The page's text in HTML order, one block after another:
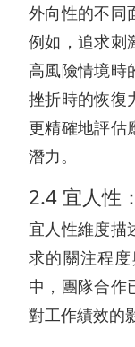
外向性的不同
例如，追求刺
高風險情境時
挫折時的恢復
更精確地評估
潛力。
2.4 宜人性
宜人性維度描
求的關注程
中，團隊合作
對工作績效的